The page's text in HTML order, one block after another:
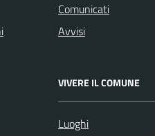
Comunicati
Avvisi
VIVERE IL COMUNE
Luoghi